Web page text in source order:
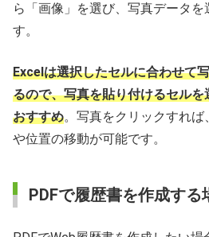
ら「画像」を選び、写真データを
す。
Excelは選択したセルに合わせて
るので、写真を貼り付けるセル
おすすめ。写真をクリックすれ
や位置の移動が可能です。
PDFで履歴書を作成する